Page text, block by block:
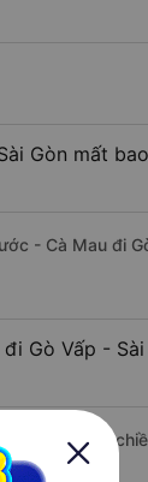
Gòn mất
- Cà Mau đi
Gò Vấp -
- Cà Mau có